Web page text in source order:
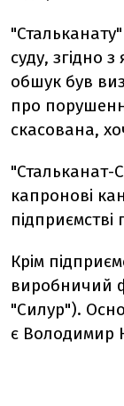
суду, згідно
обшук був
про
скасована,
"Стальканат-
капронові
Крім
виробничий
"Силур").
є Володимир